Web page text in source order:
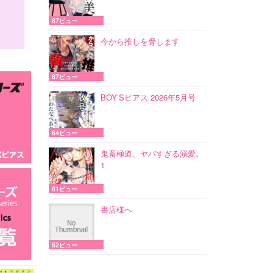
87ビュー
今から推しを脅します
67ビュー
BOY’Sピアス 2026年5月号
64ビュー
鬼畜極道、ヤバすぎる溺愛。
1
61ビュー
書店様へ
52ビュー